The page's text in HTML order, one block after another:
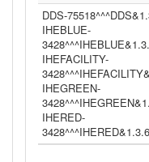
DDS-
IHEBLUE-
IHEFACILITY-
IHEGREEN-
IHERED-